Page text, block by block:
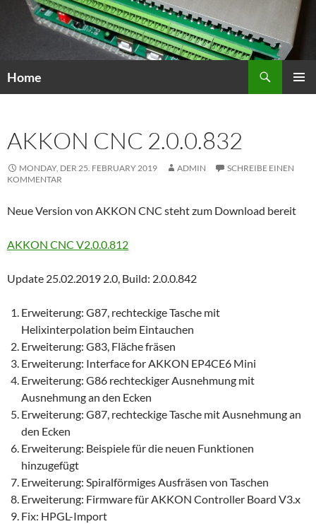
Home
AKKON CNC 2.0.0.832
MONDAY, DER 25. FEBRUARY 2019 ADMIN
SCHREIBE EINEN
KOMMENTAR
Neue Version von AKKON CNC steht zum Download bereit
AKKON CNC V2.0.0.812
Update 25.02.2019 2.0, Build: 2.0.0.842
Erweiterung: G87, rechteckige Tasche mit
Helixinterpolation beim Eintauchen
Erweiterung: G83, Fläche fräsen
Erweiterung: Interface for AKKON EP4CE6 Mini
Erweiterung: G86 rechteckiger Ausnehmung mit
Ausnehmung an den Ecken
Erweiterung: G87, rechteckige Tasche mit Ausnehmung an
den Ecken
Erweiterung: Beispiele für die neuen Funktionen
hinzugefügt
Erweiterung: Spiralförmiges Ausfräsen von Taschen
Erweiterung: Firmware für AKKON Controller Board V3.x
Fix: HPGL-Import